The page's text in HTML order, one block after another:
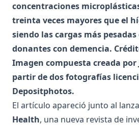
concentraciones
treinta veces mayores que el
siendo las cargas más
donantes con demencia.
Imagen compuesta creada por
partir de dos fotografías
Depositphotos.
El artículo apareció junto al
Health, una nueva revista de